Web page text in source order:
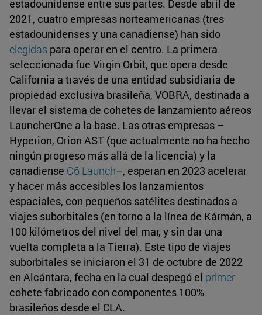
estadounidense entre sus partes. Desde abril de
2021, cuatro empresas norteamericanas (tres
estadounidenses y una canadiense) han sido
elegidas para operar en el centro. La primera
seleccionada fue Virgin Orbit, que opera desde
California a través de una entidad subsidiaria de
propiedad exclusiva brasileña, VOBRA, destinada a
llevar el sistema de cohetes de lanzamiento aéreos
LauncherOne a la base. Las otras empresas –
Hyperion, Orion AST (que actualmente no ha hecho
ningún progreso más allá de la licencia) y la
canadiense C6 Launch–, esperan en 2023 acelerar
y hacer más accesibles los lanzamientos
espaciales, con pequeños satélites destinados a
viajes suborbitales (en torno a la línea de Kármán, a
100 kilómetros del nivel del mar, y sin dar una
vuelta completa a la Tierra). Este tipo de viajes
suborbitales se iniciaron el 31 de octubre de 2022
en Alcántara, fecha en la cual despegó el primer
cohete fabricado con componentes 100%
brasileños desde el CLA.